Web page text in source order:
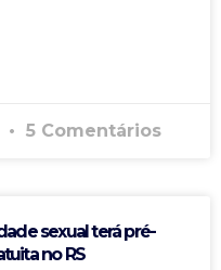
5 Comentários
sexual terá pré-
no RS